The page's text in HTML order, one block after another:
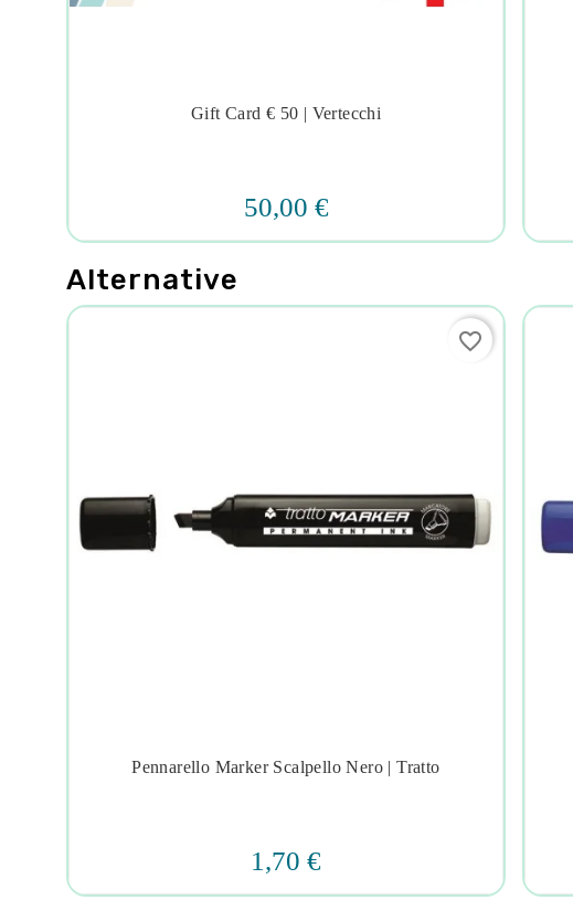

Gift Card € 50 | Vertecchi
50,00 €
Alternative

Pennarello Marker Scalpello Nero | Tratto
1,70 €
favorite_border